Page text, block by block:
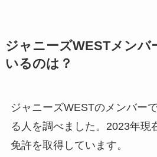
ジャニーズWESTメンバ
いるのは？
ジャニーズWESTのメンバー
る人を調べました。2023年現
免許を取得しています。